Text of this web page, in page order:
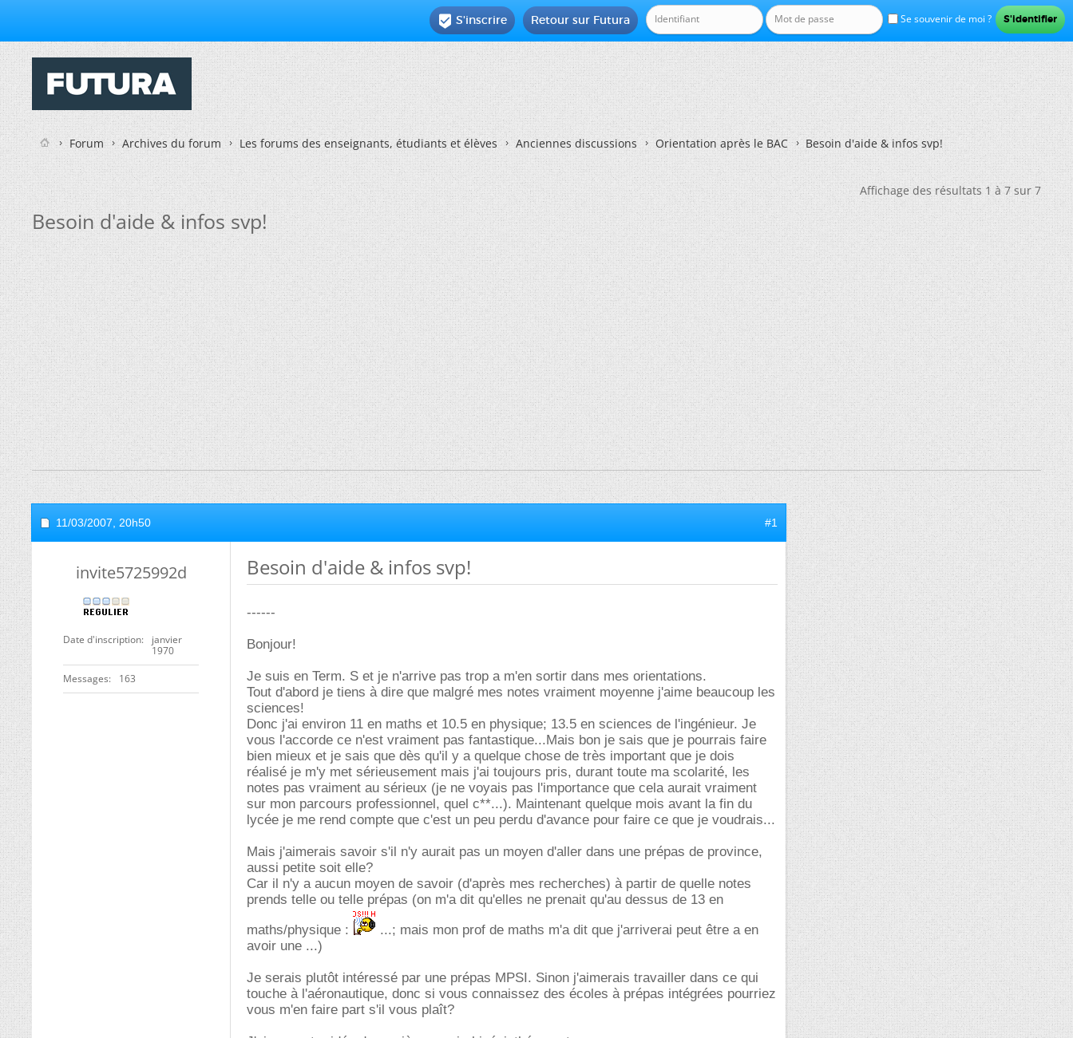
Se souvenir de moi ?
Retour sur Futura
 S'inscrire
Forum Archives du forum Les forums des enseignants, étudiants et élèves Anciennes discussions Orientation après le BAC Besoin d'aide & infos svp!
Affichage des résultats 1 à 7 sur 7
Besoin d'aide & infos svp!
11/03/2007, 20h50 #1
invite5725992d
Date d'inscription
janvier
1970
Messages 163
Besoin d'aide & infos svp!
------
Bonjour!
Je suis en Term. S et je n'arrive pas trop a m'en sortir dans mes orientations.
Tout d'abord je tiens à dire que malgré mes notes vraiment moyenne j'aime beaucoup les
sciences!
Donc j'ai environ 11 en maths et 10.5 en physique; 13.5 en sciences de l'ingénieur. Je
vous l'accorde ce n'est vraiment pas fantastique...Mais bon je sais que je pourrais faire
bien mieux et je sais que dès qu'il y a quelque chose de très important que je dois
réalisé je m'y met sérieusement mais j'ai toujours pris, durant toute ma scolarité, les
notes pas vraiment au sérieux (je ne voyais pas l'importance que cela aurait vraiment
sur mon parcours professionnel, quel c**...). Maintenant quelque mois avant la fin du
lycée je me rend compte que c'est un peu perdu d'avance pour faire ce que je voudrais...
Mais j'aimerais savoir s'il n'y aurait pas un moyen d'aller dans une prépas de province,
aussi petite soit elle?
Car il n'y a aucun moyen de savoir (d'après mes recherches) à partir de quelle notes
prends telle ou telle prépas (on m'a dit qu'elles ne prenait qu'au dessus de 13 en
maths/physique :
...; mais mon prof de maths m'a dit que j'arriverai peut être a en
avoir une ...)
Je serais plutôt intéressé par une prépas MPSI. Sinon j'aimerais travailler dans ce qui
touche à l'aéronautique, donc si vous connaissez des écoles à prépas intégrées pourriez
vous m'en faire part s'il vous plaît?